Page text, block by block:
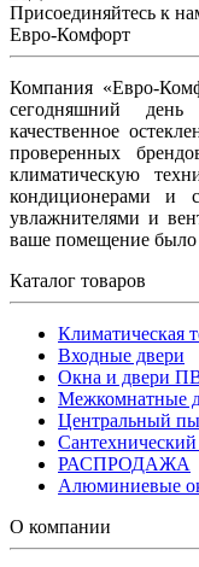
Присоединяйтесь к
Евро-Комфорт
Компания «Евро-
сегодняшний
качественное
проверенных
климатическую
кондиционерами и
увлажнителями и
ваше помещение
Каталог товаров
Климатическая
Входные двери
Окна и двери
Межкомнатные
Центральный
РАСПРОДАЖА
Алюминиевые
О компании